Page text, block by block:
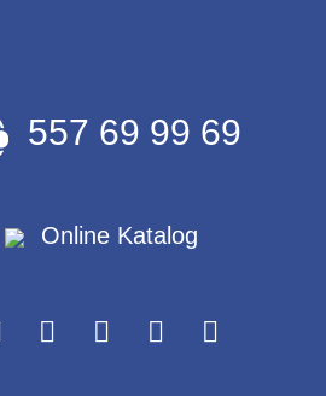
557 69 99 69
Online Katalog